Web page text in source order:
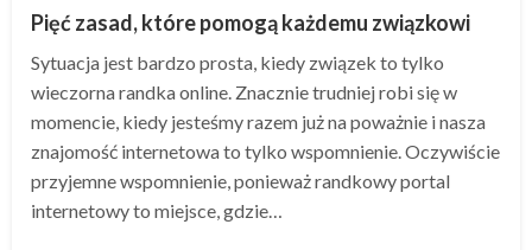
Pięć zasad, które pomogą każdemu związkowi
Sytuacja jest bardzo prosta, kiedy związek to tylko
wieczorna randka online. Znacznie trudniej robi się w
momencie, kiedy jesteśmy razem już na poważnie i nasza
znajomość internetowa to tylko wspomnienie. Oczywiście
przyjemne wspomnienie, ponieważ randkowy portal
internetowy to miejsce, gdzie…